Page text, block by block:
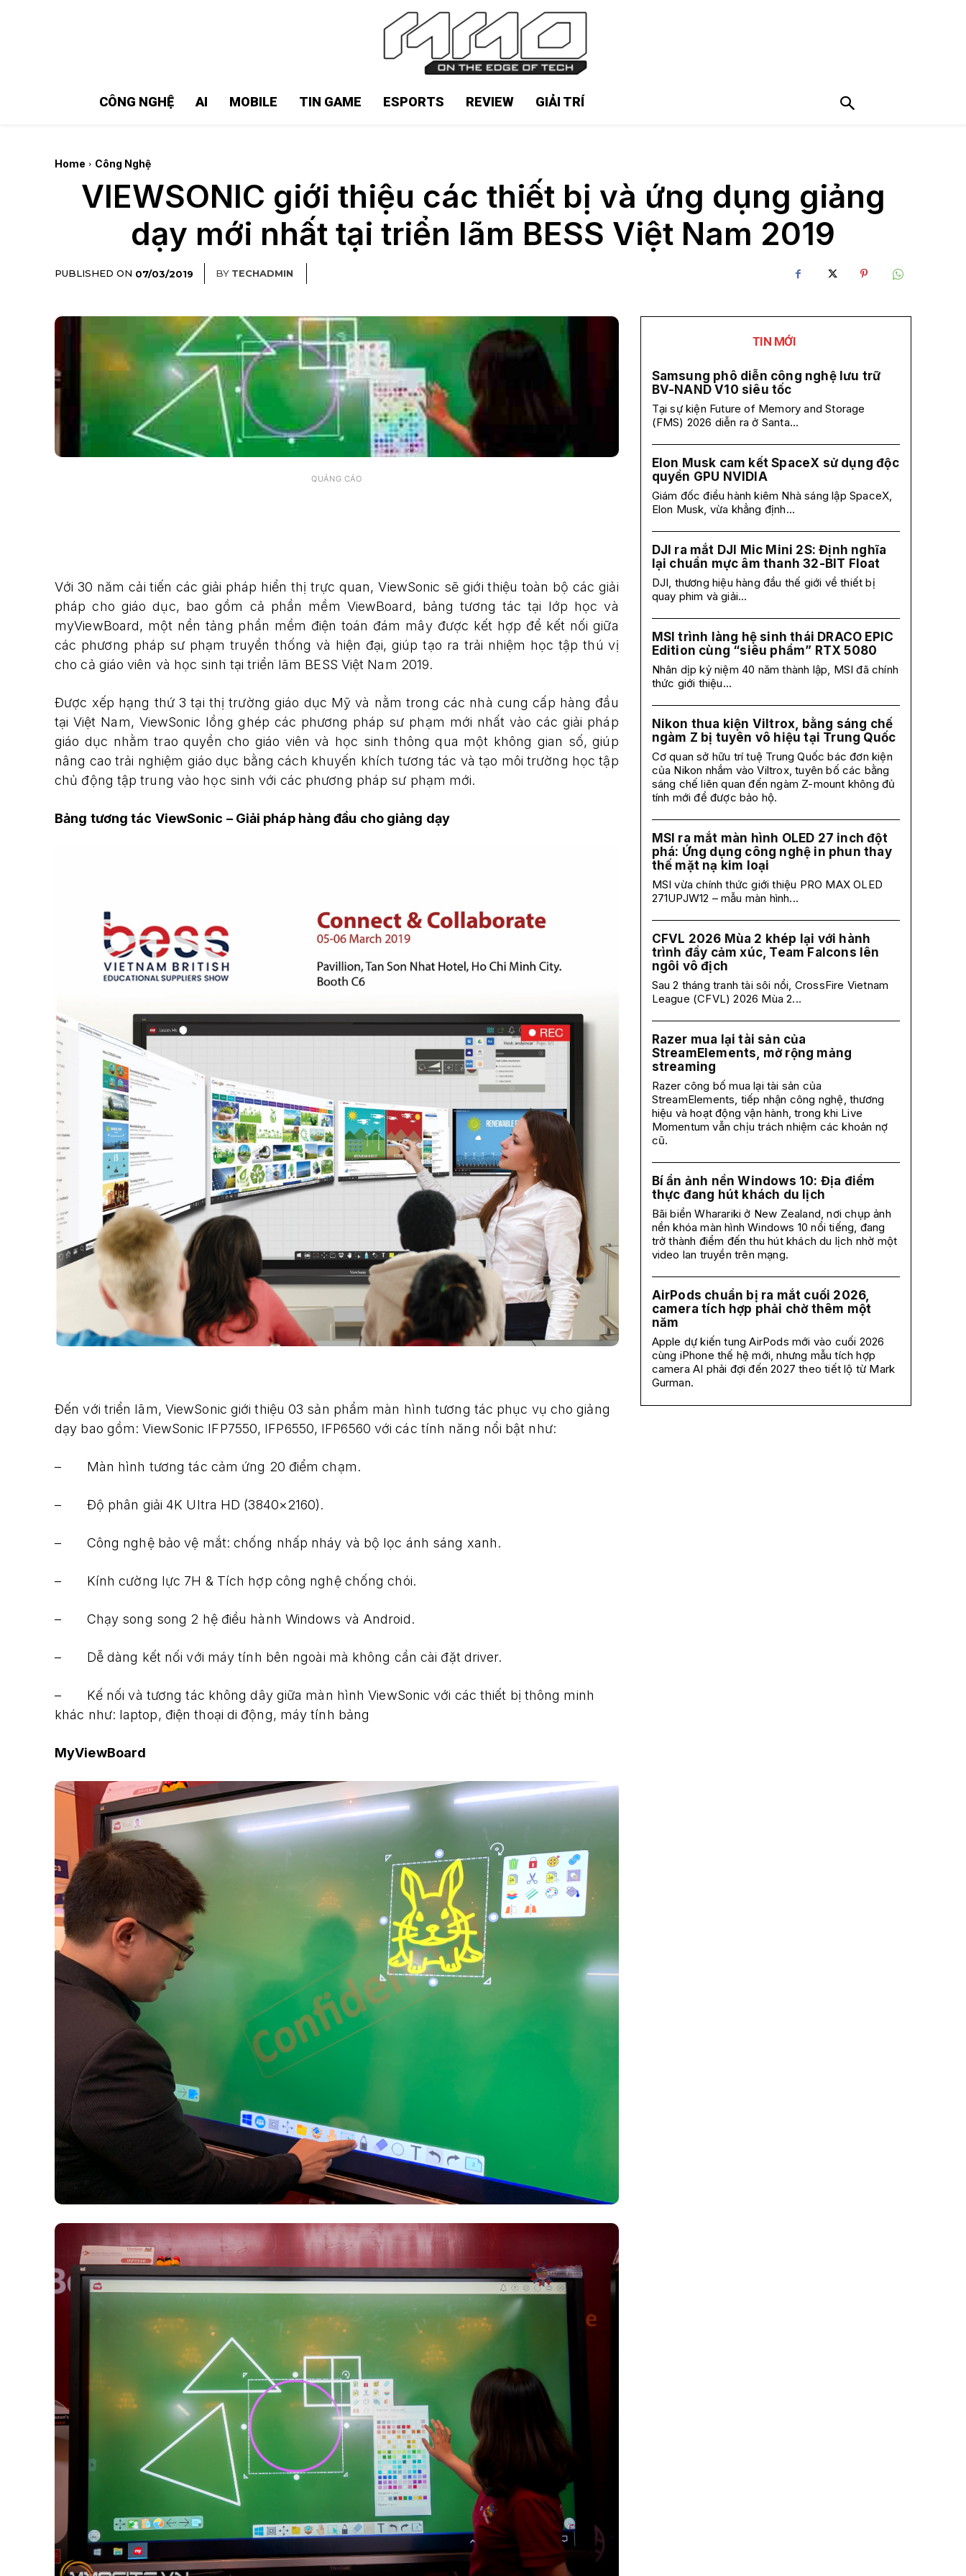
CÔNG NGHỆ AI MOBILE TIN GAME ESPORTS REVIEW GIẢI TRÍ
Home Công Nghệ
VIEWSONIC giới thiệu các thiết bị và ứng dụng giảng
dạy mới nhất tại triển lãm BESS Việt Nam 2019
PUBLISHED ON 07/03/2019 BY TECHADMIN
QUẢNG CÁO
Với 30 năm cải tiến các giải pháp hiển thị trực quan, ViewSonic sẽ giới thiệu toàn bộ các giải
pháp cho giáo dục, bao gồm cả phần mềm ViewBoard, bảng tương tác tại lớp học và
myViewBoard, một nền tảng phần mềm điện toán đám mây được kết hợp để kết nối giữa
các phương pháp sư phạm truyền thống và hiện đại, giúp tạo ra trải nhiệm học tập thú vị
cho cả giáo viên và học sinh tại triển lãm BESS Việt Nam 2019.
Được xếp hạng thứ 3 tại thị trường giáo dục Mỹ và nằm trong các nhà cung cấp hàng đầu
tại Việt Nam, ViewSonic lồng ghép các phương pháp sư phạm mới nhất vào các giải pháp
giáo dục nhằm trao quyền cho giáo viên và học sinh thông qua một không gian số, giúp
nâng cao trải nghiệm giáo dục bằng cách khuyến khích tương tác và tạo môi trường học tập
chủ động tập trung vào học sinh với các phương pháp sư phạm mới.
Bảng tương tác ViewSonic – Giải pháp hàng đầu cho giảng dạy
Đến với triển lãm, ViewSonic giới thiệu 03 sản phẩm màn hình tương tác phục vụ cho giảng
dạy bao gồm: ViewSonic IFP7550, IFP6550, IFP6560 với các tính năng nổi bật như:
– Màn hình tương tác cảm ứng 20 điểm chạm.
– Độ phân giải 4K Ultra HD (3840×2160).
– Công nghệ bảo vệ mắt: chống nhấp nháy và bộ lọc ánh sáng xanh.
– Kính cường lực 7H & Tích hợp công nghệ chống chói.
– Chạy song song 2 hệ điều hành Windows và Android.
– Dễ dàng kết nối với máy tính bên ngoài mà không cần cài đặt driver.
– Kế nối và tương tác không dây giữa màn hình ViewSonic với các thiết bị thông minh
khác như: laptop, điện thoại di động, máy tính bảng
MyViewBoard
TIN MỚI
Samsung phô diễn công nghệ lưu trữ
BV-NAND V10 siêu tốc
Tại sự kiện Future of Memory and Storage
(FMS) 2026 diễn ra ở Santa...
Elon Musk cam kết SpaceX sử dụng độc
quyền GPU NVIDIA
Giám đốc điều hành kiêm Nhà sáng lập SpaceX,
Elon Musk, vừa khẳng định...
DJI ra mắt DJI Mic Mini 2S: Định nghĩa
lại chuẩn mực âm thanh 32-BIT Float
DJI, thương hiệu hàng đầu thế giới về thiết bị
quay phim và giải...
MSI trình làng hệ sinh thái DRACO EPIC
Edition cùng “siêu phẩm” RTX 5080
Nhân dịp kỷ niệm 40 năm thành lập, MSI đã chính
thức giới thiệu...
Nikon thua kiện Viltrox, bằng sáng chế
ngàm Z bị tuyên vô hiệu tại Trung Quốc
Cơ quan sở hữu trí tuệ Trung Quốc bác đơn kiện
của Nikon nhắm vào Viltrox, tuyên bố các bằng
sáng chế liên quan đến ngàm Z-mount không đủ
tính mới để được bảo hộ.
MSI ra mắt màn hình OLED 27 inch đột
phá: Ứng dụng công nghệ in phun thay
thế mặt nạ kim loại
MSI vừa chính thức giới thiệu PRO MAX OLED
271UPJW12 – mẫu màn hình...
CFVL 2026 Mùa 2 khép lại với hành
trình đầy cảm xúc, Team Falcons lên
ngôi vô địch
Sau 2 tháng tranh tài sôi nổi, CrossFire Vietnam
League (CFVL) 2026 Mùa 2...
Razer mua lại tài sản của
StreamElements, mở rộng mảng
streaming
Razer công bố mua lại tài sản của
StreamElements, tiếp nhận công nghệ, thương
hiệu và hoạt động vận hành, trong khi Live
Momentum vẫn chịu trách nhiệm các khoản nợ
cũ.
Bí ẩn ảnh nền Windows 10: Địa điểm
thực đang hút khách du lịch
Bãi biển Wharariki ở New Zealand, nơi chụp ảnh
nền khóa màn hình Windows 10 nổi tiếng, đang
trở thành điểm đến thu hút khách du lịch nhờ một
video lan truyền trên mạng.
AirPods chuẩn bị ra mắt cuối 2026,
camera tích hợp phải chờ thêm một
năm
Apple dự kiến tung AirPods mới vào cuối 2026
cùng iPhone thế hệ mới, nhưng mẫu tích hợp
camera AI phải đợi đến 2027 theo tiết lộ từ Mark
Gurman.